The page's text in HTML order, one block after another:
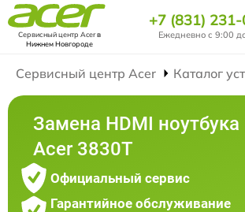
Сервисный центр Acerв
Нижнем Новгороде
+7 (831)
Ежедневно с 9:00
Сервисный центр Acer Каталог
Замена HDMI ноутбука
Acer 3830T
Официальный сервис
Гарантийное обслуживание